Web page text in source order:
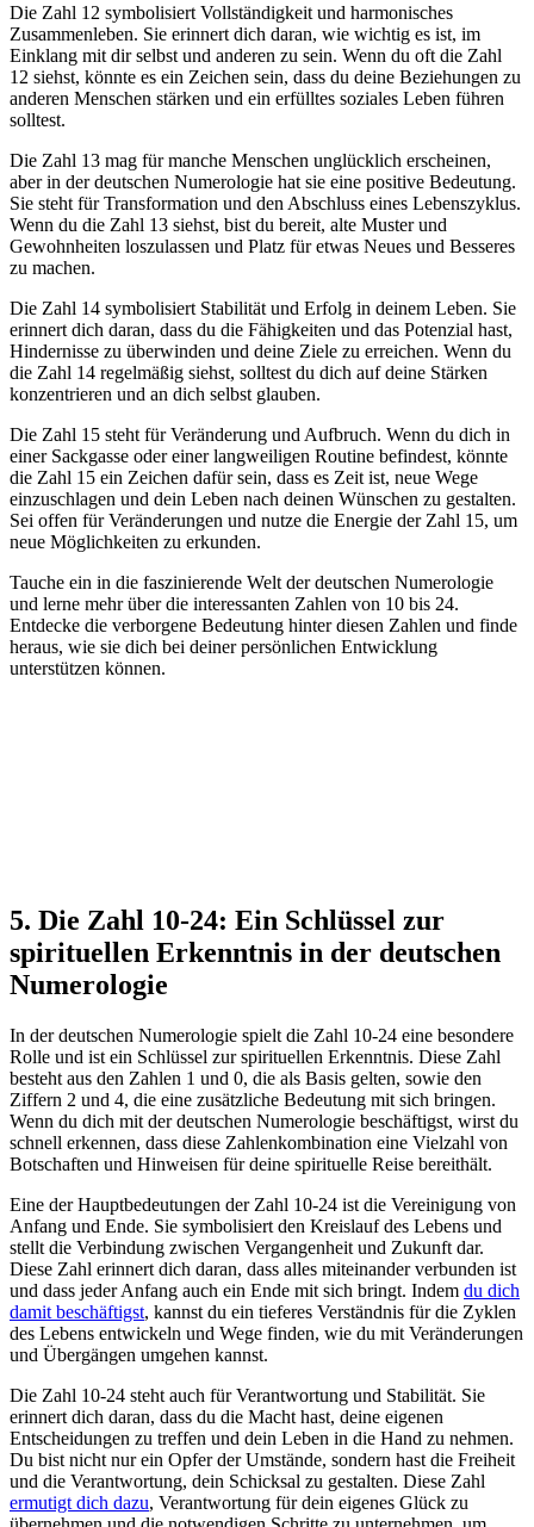
Die Zahl 12 symbolisiert Vollständigkeit und harmonisches
Zusammenleben. Sie erinnert dich daran, wie wichtig es ist, im
Einklang mit dir selbst und anderen zu sein. Wenn du oft die Zahl
12 siehst, könnte es ein Zeichen sein, dass du deine Beziehungen zu
anderen Menschen stärken und ein erfülltes soziales Leben führen
solltest.
Die Zahl 13 mag für manche Menschen unglücklich erscheinen,
aber in der deutschen Numerologie hat sie eine positive Bedeutung.
Sie steht für Transformation und den Abschluss eines Lebenszyklus.
Wenn du die Zahl 13 siehst, bist du bereit, alte Muster und
Gewohnheiten loszulassen und Platz für etwas Neues und Besseres
zu machen.
Die Zahl 14 symbolisiert Stabilität und Erfolg in deinem Leben. Sie
erinnert dich daran, dass du die Fähigkeiten und das Potenzial hast,
Hindernisse zu überwinden und deine Ziele zu erreichen. Wenn du
die Zahl 14 regelmäßig siehst, solltest du dich auf deine Stärken
konzentrieren und an dich selbst glauben.
Die Zahl 15 steht für Veränderung und Aufbruch. Wenn du dich in
einer Sackgasse oder einer langweiligen Routine befindest, könnte
die Zahl 15 ein Zeichen dafür sein, dass es Zeit ist, neue Wege
einzuschlagen und dein Leben nach deinen Wünschen zu gestalten.
Sei offen für Veränderungen und nutze die Energie der Zahl 15, um
neue Möglichkeiten zu erkunden.
Tauche ein in die faszinierende Welt der deutschen Numerologie
und lerne mehr über die interessanten Zahlen von 10 bis 24.
Entdecke die verborgene Bedeutung hinter diesen Zahlen und finde
heraus, wie sie dich bei deiner persönlichen Entwicklung
unterstützen können.
5. Die Zahl 10-24: Ein Schlüssel zur
spirituellen Erkenntnis in der deutschen
Numerologie
In der deutschen Numerologie spielt die Zahl 10-24 eine besondere
Rolle und ist ein Schlüssel zur spirituellen Erkenntnis. Diese Zahl
besteht aus den Zahlen 1 und 0, die als Basis gelten, sowie den
Ziffern 2 und 4, die eine zusätzliche Bedeutung mit sich bringen.
Wenn du dich mit der deutschen Numerologie beschäftigst, wirst du
schnell erkennen, dass diese Zahlenkombination eine Vielzahl von
Botschaften und Hinweisen für deine spirituelle Reise bereithält.
Eine der Hauptbedeutungen der Zahl 10-24 ist die Vereinigung von
Anfang und Ende. Sie symbolisiert den Kreislauf des Lebens und
stellt die Verbindung zwischen Vergangenheit und Zukunft dar.
Diese Zahl erinnert dich daran, dass alles miteinander verbunden ist
und dass jeder Anfang auch ein Ende mit sich bringt. Indem du dich
damit beschäftigst, kannst du ein tieferes Verständnis für die Zyklen
des Lebens entwickeln und Wege finden, wie du mit Veränderungen
und Übergängen umgehen kannst.
Die Zahl 10-24 steht auch für Verantwortung und Stabilität. Sie
erinnert dich daran, dass du die Macht hast, deine eigenen
Entscheidungen zu treffen und dein Leben in die Hand zu nehmen.
Du bist nicht nur ein Opfer der Umstände, sondern hast die Freiheit
und die Verantwortung, dein Schicksal zu gestalten. Diese Zahl
ermutigt dich dazu, Verantwortung für dein eigenes Glück zu